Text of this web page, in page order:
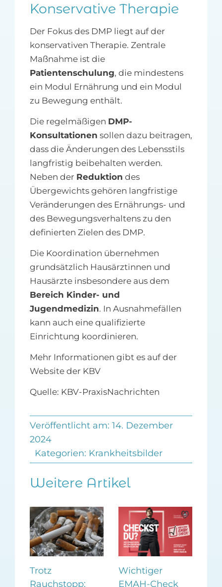
Konservative Therapie
Der Fokus des DMP liegt auf der
konservativen Therapie. Zentrale
Maßnahme ist die
Patientenschulung, die mindestens
ein Modul Ernährung und ein Modul
zu Bewegung enthält.
Die regelmäßigen DMP-
Konsultationen sollen dazu beitragen,
dass die Änderungen des Lebensstils
langfristig beibehalten werden.
Neben der Reduktion des
Übergewichts gehören langfristige
Veränderungen des Ernährungs- und
des Bewegungsverhaltens zu den
definierten Zielen des DMP.
Die Koordination übernehmen
grundsätzlich Hausärztinnen und
Hausärzte insbesondere aus dem
Bereich Kinder- und
Jugendmedizin. In Ausnahmefällen
kann auch eine qualifizierte
Einrichtung koordinieren.
Mehr Informationen gibt es auf der
Website der KBV
Quelle: KBV-PraxisNachrichten
Veröffentlicht am: 14. Dezember
2024
Kategorien: Krankheitsbilder
Weitere Artikel
Trotz
Rauchstopp:
Wichtiger
EMAH-Check